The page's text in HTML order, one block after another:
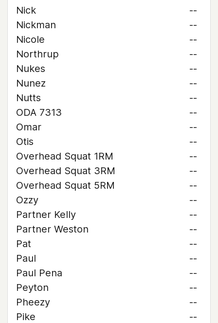
Nick
--
Nickman
--
Nicole
--
Northrup
--
Nukes
--
Nunez
--
Nutts
--
ODA 7313
--
Omar
--
Otis
--
Overhead Squat 1RM
--
Overhead Squat 3RM
--
Overhead Squat 5RM
--
Ozzy
--
Partner Kelly
--
Partner Weston
--
Pat
--
Paul
--
Paul Pena
--
Peyton
--
Pheezy
--
Pike
--